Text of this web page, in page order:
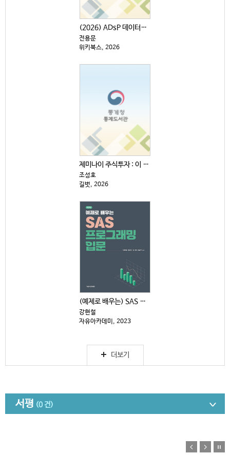
(2026) ADsP 데이터분석 준전문가 : 최신 기출...
전용문
위키북스, 2026
제미나이 주식투자 : 이 주식 살까, 말까?
조성호
길벗, 2026
(예제로 배우는) SAS 프로그래밍 입문 [제2판]
강현철
자유아카데미, 2023
더보기
서평 (0 건)